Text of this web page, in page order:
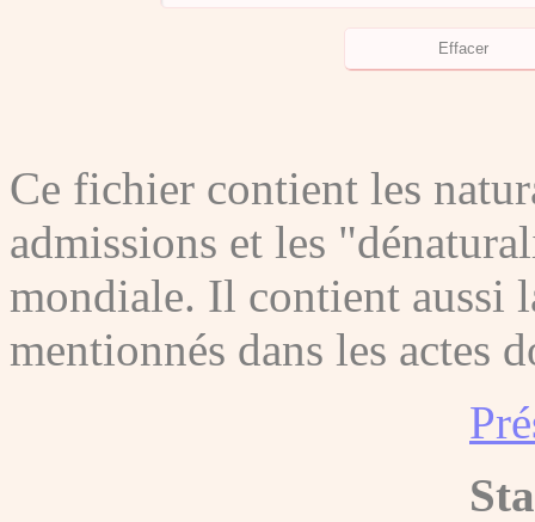
Ce fichier contient les
admissions et les
mondiale. Il contient aussi
mentionnés dans les actes